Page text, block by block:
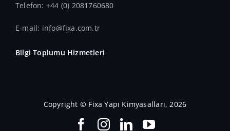
Telefon: +44 (0) 2081760680
E-mail: info@fixa.com.tr
Bilgi Toplumu Hizmetleri
Copyright © Fixa Yapı Kimyasalları, 2026